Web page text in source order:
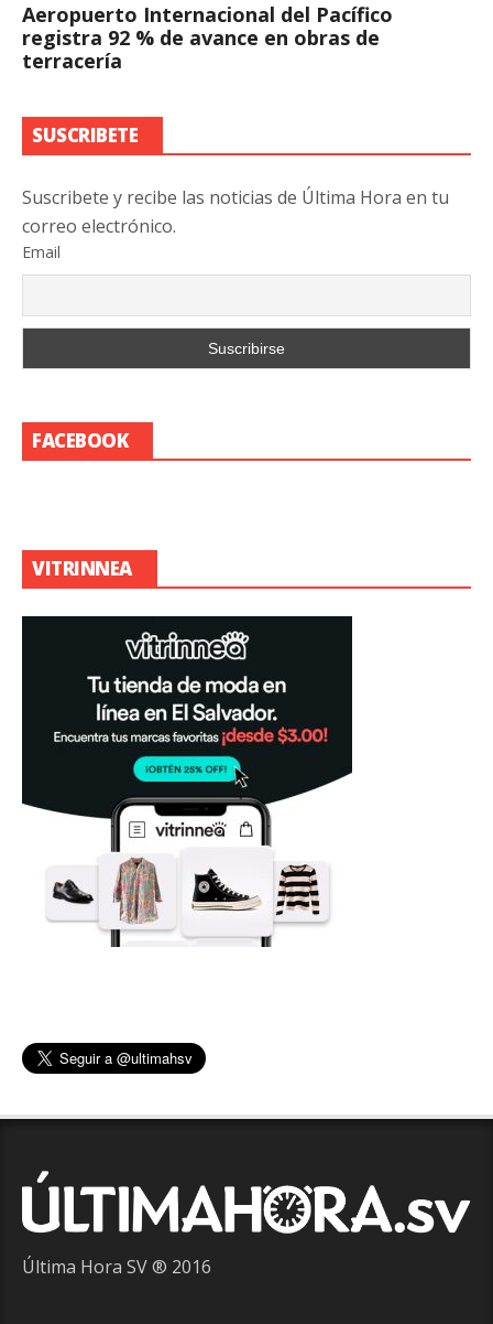
Aeropuerto Internacional del Pacífico
registra 92 % de avance en obras de
terracería
SUSCRIBETE
Suscribete y recibe las noticias de Última Hora en tu
correo electrónico.
Email
FACEBOOK
VITRINNEA
Última Hora SV ® 2016